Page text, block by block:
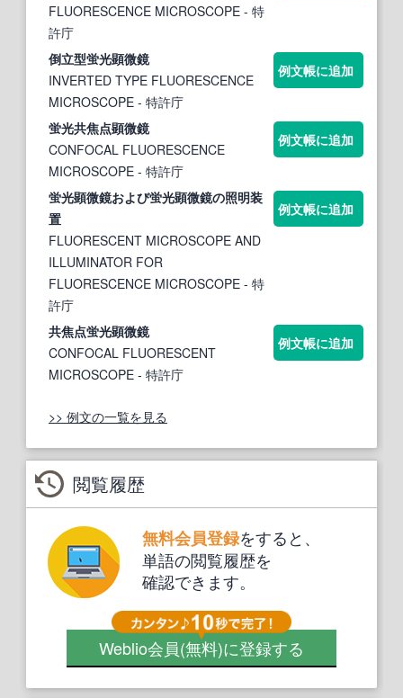
FLUORESCENCE MICROSCOPE - 特
許庁
倒立型蛍光顕微鏡
INVERTED TYPE FLUORESCENCE
MICROSCOPE - 特許庁
例文帳に追加
蛍光共焦点顕微鏡
CONFOCAL FLUORESCENCE
MICROSCOPE - 特許庁
例文帳に追加
蛍光顕微鏡および蛍光顕微鏡の照明装
置
FLUORESCENT MICROSCOPE AND
ILLUMINATOR FOR
FLUORESCENCE MICROSCOPE - 特
許庁
例文帳に追加
共焦点蛍光顕微鏡
CONFOCAL FLUORESCENT
MICROSCOPE - 特許庁
例文帳に追加
>> 例文の一覧を見る
閲覧履歴
無料会員登録をすると、
単語の閲覧履歴を
確認できます。
Weblio会員(無料)に登録する